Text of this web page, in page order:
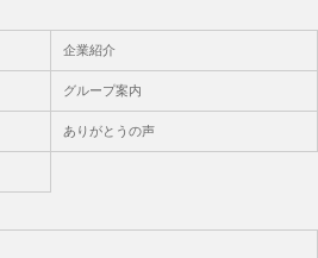
企業紹介
グループ案内
ありがとうの声